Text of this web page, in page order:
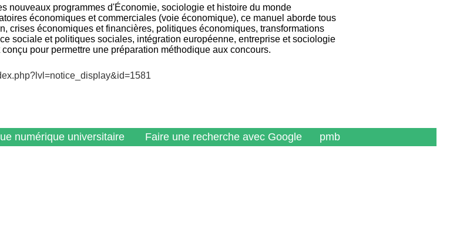
nouveaux programmes d'Économie, sociologie et histoire du monde
économiques et commerciales (voie économique), ce manuel aborde tous
crises économiques et financières, politiques économiques, transformations
sociale et politiques sociales, intégration européenne, entreprise et sociologie
pour permettre une préparation méthodique aux concours.
numérique universitaire Faire une recherche avec Google pmb